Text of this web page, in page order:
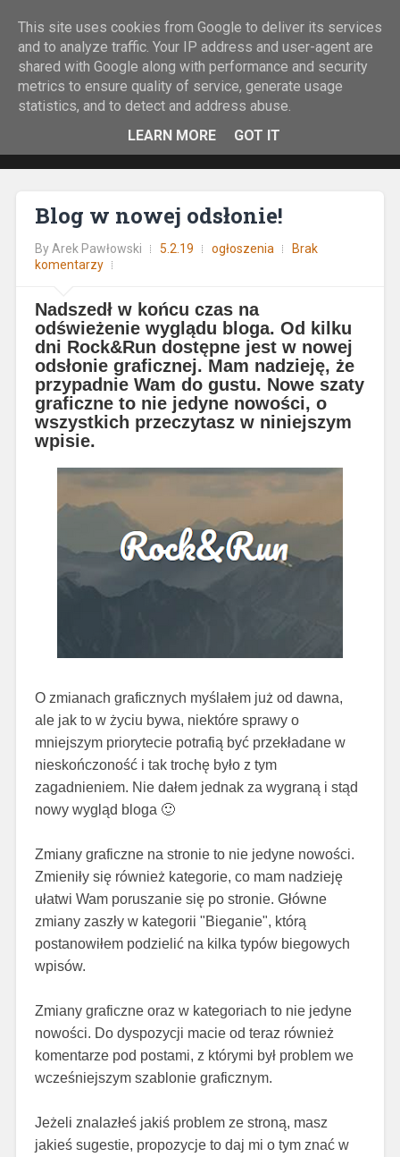
Rock&Run
O bieganiu z górskiej perspektywy.
Blog w nowej odsłonie!
ByArek Pawłowski 5.2.19 ogłoszenia
Brak
komentarzy
Nadszedł w końcu czas na
odświeżenie wyglądu bloga. Od kilku
dni Rock&Run dostępne jest w nowej
odsłonie graficznej. Mam nadzieję, że
przypadnie Wam do gustu. Nowe szaty
graficzne to nie jedyne nowości, o
wszystkich przeczytasz w niniejszym
wpisie.
O zmianach graficznych myślałem już od dawna,
ale jak to w życiu bywa, niektóre sprawy o
mniejszym priorytecie potrafią być przekładane w
nieskończoność i tak trochę było z tym
zagadnieniem. Nie dałem jednak za wygraną i stąd
nowy wygląd bloga 🙂
Zmiany graficzne na stronie to nie jedyne nowości.
Zmieniły się również kategorie, co mam nadzieję
ułatwi Wam poruszanie się po stronie. Główne
zmiany zaszły w kategorii "Bieganie", którą
postanowiłem podzielić na kilka typów biegowych
wpisów.
Zmiany graficzne oraz w kategoriach to nie jedyne
nowości. Do dyspozycji macie od teraz również
komentarze pod postami, z którymi był problem we
wcześniejszym szablonie graficznym.
Jeżeli znalazłeś jakiś problem ze stroną, masz
jakieś sugestie, propozycje to daj mi o tym znać w
This site uses cookies from Google to deliver its services
and to analyze traffic. Your IP address and user-agent are
shared with Google along with performance and security
metrics to ensure quality of service, generate usage
statistics, and to detect and address abuse.
LEARN MORE
GOT IT